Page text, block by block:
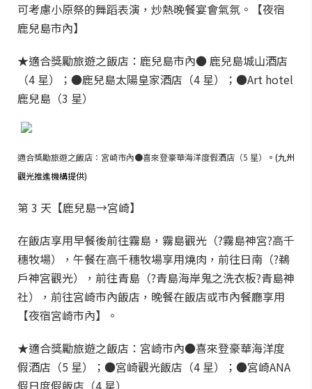
可考慮小原祭的舞蹈表演，炒熱晚餐宴會氣氛。【夜宿
鹿兒島市內】
★適合獎勵旅遊之飯店：鹿兒島市內● 鹿兒島城山酒店
（4 星）；●鹿兒島太陽皇家酒店（4 星）；●Art hotel
鹿兒島（3 星）
適合獎勵旅遊之飯店：宮崎市內●喜來登豪華海洋度假酒店（5 星）
。(九州
觀光推進機構提供)
第 3 天【鹿兒島→宮崎】
在飯店享用早餐後前往霧島，霧島觀光（?霧島神宮?高千
穗牧場），午餐在高千穗牧場享用燒肉，前往日南（?鵜
戶神宮觀光），前往青島（?青島海岸鬼之洗衣板?青島神
社），前往宮崎市內飯店，晚餐在飯店或市內餐廳享用
【夜宿宮崎市內】。
★適合獎勵旅遊之飯店：宮崎市內●喜來登豪華海洋度
假酒店（5 星）；●宮崎觀光飯店（4 星）；●宮崎ANA
假日度假飯店（4 星）